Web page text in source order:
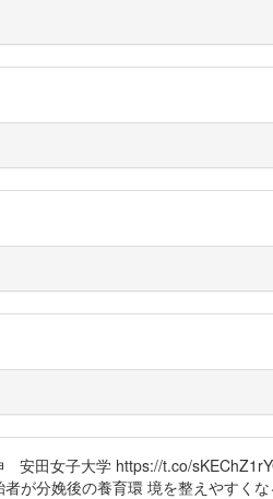
田女子大学 https://t.co/
が分娩後の養育環 境を整えやすくな